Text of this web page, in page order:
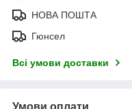
НОВА ПОШТА
Гюнсел
Всі умови доставки
Умови оплати